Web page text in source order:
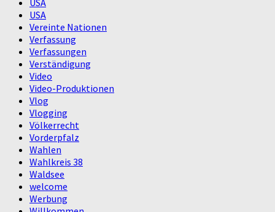
USA
USA
Vereinte Nationen
Verfassung
Verfassungen
Verständigung
Video
Video-Produktionen
Vlog
Vlogging
Völkerrecht
Vorderpfalz
Wahlen
Wahlkreis 38
Waldsee
welcome
Werbung